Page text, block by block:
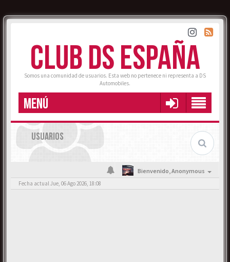
CLUB DS ESPAÑA
Somos una comunidad de usuarios. Esta web no pertenece ni representa a DS
Automobiles.
MENÚ
USUARIOS
Bienvenido,Anonymous
Fecha actual Jue, 06 Ago 2026, 18:08